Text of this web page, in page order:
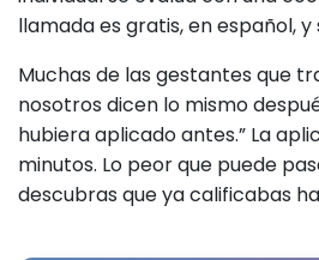
llamada es gratis, en español,
Muchas de las gestantes que
nosotros dicen lo mismo
hubiera aplicado antes.” La
minutos. Lo peor que puede
descubras que ya calificabas